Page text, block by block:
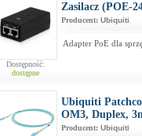
Dostępność:
dostępne
Zasilacz (POE-
Producent: Ubiquiti
Adapter PoE dla
Ubiquiti
OM3, Duplex,
Producent: Ubiquiti